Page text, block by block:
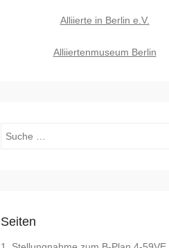
Alliierte in Berlin e.V.
Alliiertenmuseum Berlin
Suchen
Seiten